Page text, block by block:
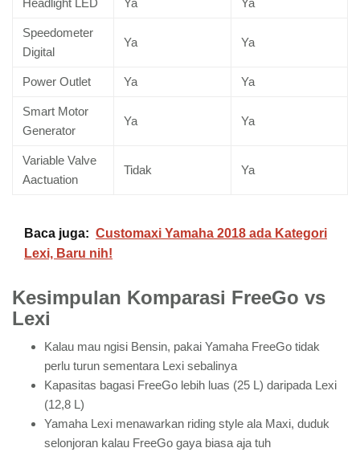
Speedometer
Digital
Ya Ya
Power Outlet Ya Ya
Smart Motor
Generator
Ya Ya
Variable Valve
Aactuation
Tidak Ya
Baca juga: Customaxi Yamaha 2018 ada Kategori
Lexi, Baru nih!
Kesimpulan Komparasi FreeGo vs
Lexi
Kalau mau ngisi Bensin, pakai Yamaha FreeGo tidak
perlu turun sementara Lexi sebalinya
Kapasitas bagasi FreeGo lebih luas (25 L) daripada Lexi
(12,8 L)
Yamaha Lexi menawarkan riding style ala Maxi, duduk
selonjoran kalau FreeGo gaya biasa aja tuh